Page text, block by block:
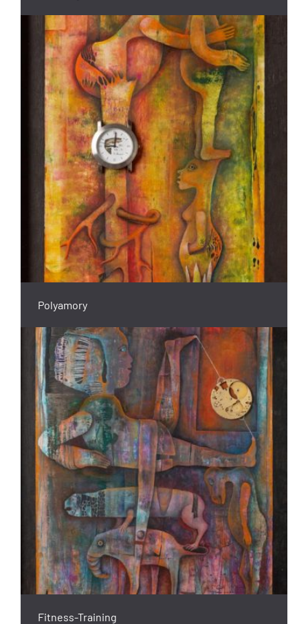
Polyamory
Fitness-Training